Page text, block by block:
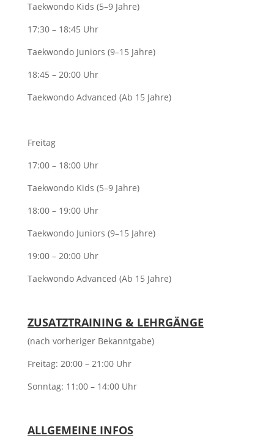
Taekwondo Kids (5–9 Jahre)
17:30 – 18:45 Uhr
Taekwondo Juniors (9–15 Jahre)
18:45 – 20:00 Uhr
Taekwondo Advanced (Ab 15 Jahre)
Freitag
17:00 – 18:00 Uhr
Taekwondo Kids (5–9 Jahre)
18:00 – 19:00 Uhr
Taekwondo Juniors (9–15 Jahre)
19:00 – 20:00 Uhr
Taekwondo Advanced (Ab 15 Jahre)
ZUSATZTRAINING & LEHRGÄNGE
(nach vorheriger Bekanntgabe)
Freitag: 20:00 – 21:00 Uhr
Sonntag: 11:00 – 14:00 Uhr
ALLGEMEINE INFOS